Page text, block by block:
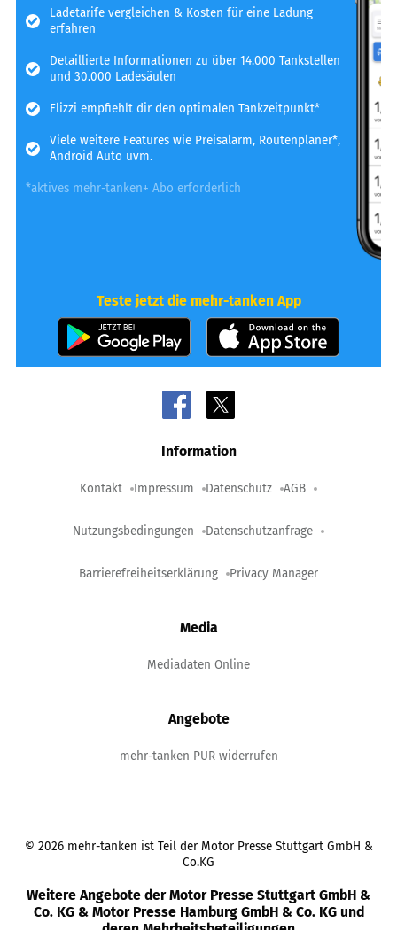
Ladetarife vergleichen & Kosten für eine Ladung
erfahren
Detaillierte Informationen zu über 14.000 Tankstellen
und 30.000 Ladesäulen
Flizzi empfiehlt dir den optimalen Tankzeitpunkt*
Viele weitere Features wie Preisalarm, Routenplaner*,
Android Auto uvm.
*aktives mehr-tanken+ Abo erforderlich
Teste jetzt die mehr-tanken App
Information
Kontakt Impressum Datenschutz AGB
Nutzungsbedingungen Datenschutzanfrage
Barrierefreiheitserklärung Privacy Manager
Media
Mediadaten Online
Angebote
mehr-tanken PUR widerrufen
© 2026 mehr-tanken ist Teil der Motor Presse Stuttgart GmbH &
Co.KG
Weitere Angebote der Motor Presse Stuttgart GmbH &
Co. KG & Motor Presse Hamburg GmbH & Co. KG und